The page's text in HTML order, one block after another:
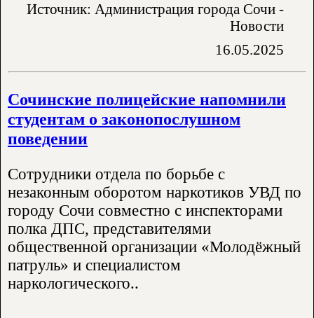
Источник: Администрация города Сочи -
Новости
16.05.2025
Сочинские полицейские напомнили
студентам о законопослушном
поведении
Сотрудники отдела по борьбе с
незаконным оборотом наркотиков УВД по
городу Сочи совместно с инспекторами
полка ДПС, представителями
общественной организации «Молодёжный
патруль» и специалистом
наркологического..